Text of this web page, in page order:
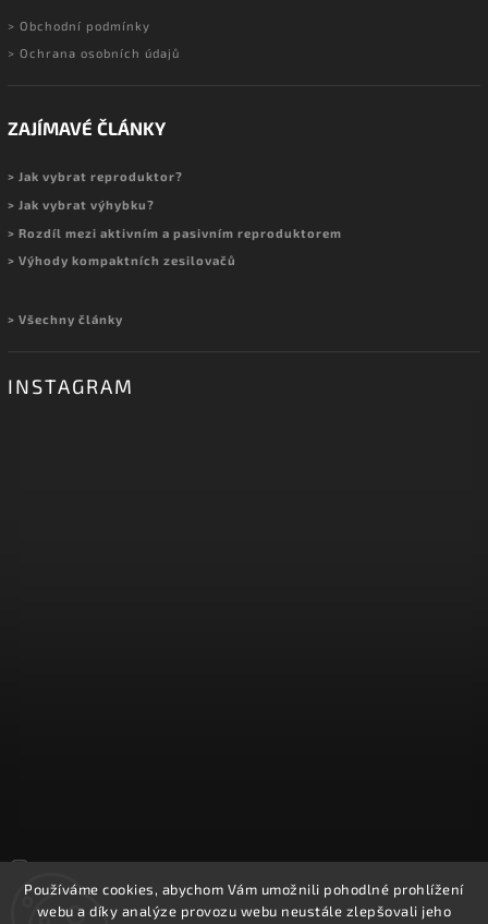
Používáme cookies, abychom Vám umožnili pohodlné prohlížení
webu a díky analýze provozu webu neustále zlepšovali jeho
> Obchodní podmínky
> Ochrana osobních údajů
ZAJÍMAVÉ ČLÁNKY
> Jak vybrat reproduktor?
> Jak vybrat výhybku?
> Rozdíl mezi aktivním a pasivním reproduktorem
> Výhody kompaktních zesilovačů
> Všechny články
INSTAGRAM